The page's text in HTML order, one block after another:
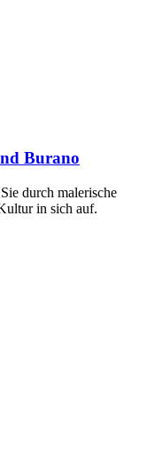
Burano
durch malerische
in sich auf.